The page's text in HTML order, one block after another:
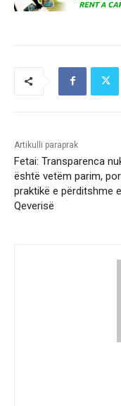
Artikulli paraprak
Fetai: Transparenca
është vetëm parim, por
praktikë e përditshme e
Qeverisë